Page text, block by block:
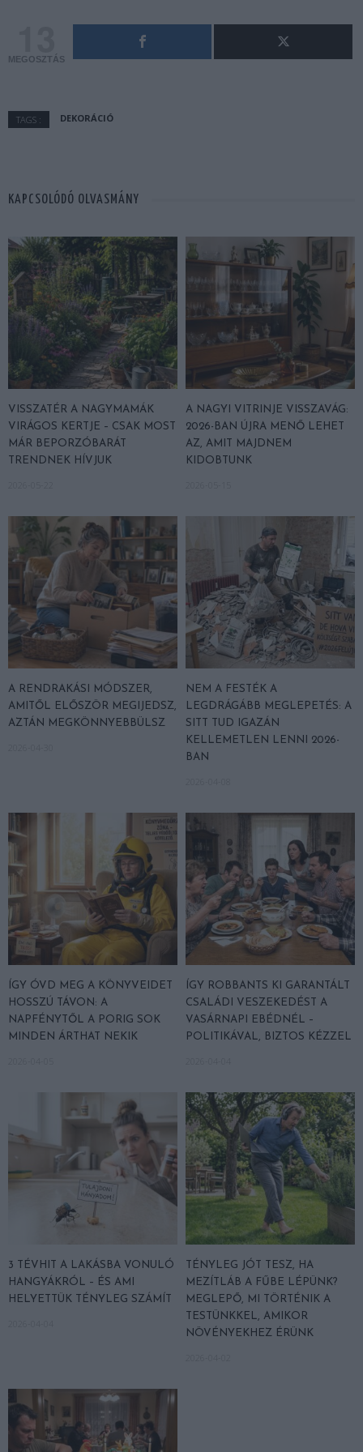
MEGOSZTÁS
TAGS : DEKORÁCIÓ
KAPCSOLÓDÓ OLVASMÁNY
VISSZATÉR A NAGYMAMÁK
VIRÁGOS KERTJE – CSAK MOST
MÁR BEPORZÓBARÁT
TRENDNEK HÍVJUK
A NAGYI VITRINJE VISSZAVÁG:
2026-BAN ÚJRA MENŐ LEHET
AZ, AMIT MAJDNEM
KIDOBTUNK
A RENDRAKÁSI MÓDSZER,
AMITŐL ELŐSZÖR MEGIJEDSZ,
AZTÁN MEGKÖNNYEBBÜLSZ
NEM A FESTÉK A
LEGDRÁGÁBB MEGLEPETÉS: A
SITT TUD IGAZÁN
KELLEMETLEN LENNI 2026-
BAN
ÍGY ÓVD MEG A KÖNYVEIDET
HOSSZÚ TÁVON: A
NAPFÉNYTŐL A PORIG SOK
MINDEN ÁRTHAT NEKIK
ÍGY ROBBANTS KI GARANTÁLT
CSALÁDI VESZEKEDÉST A
VASÁRNAPI EBÉDNÉL –
POLITIKÁVAL, BIZTOS KÉZZEL
3 TÉVHIT A LAKÁSBA VONULÓ
HANGYÁKRÓL – ÉS AMI
HELYETTÜK TÉNYLEG SZÁMÍT
TÉNYLEG JÓT TESZ, HA
MEZÍTLÁB A FŰBE LÉPÜNK?
MEGLEPŐ, MI TÖRTÉNIK A
TESTÜNKKEL, AMIKOR
NÖVÉNYEKHEZ ÉRÜNK